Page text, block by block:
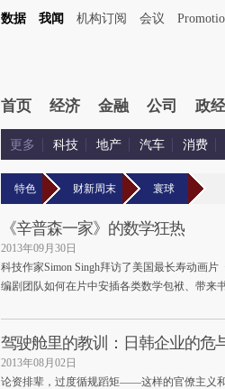
数据 我闻 机构订阅 会议
首页 经济 金融 公司 政经
更多 科技 地产 汽车 消费
特色 财新周末 寰球
《辛普森一家》的数学狂热
2013年09月30日
科技作家Simon Singh拜访了美国最长寿动画
编剧团队如何在片中安插各类数学包袱、带来
驾驶舱里的教训：日韩企业的危
2013年08月02日
论资排辈，过度循规蹈矩——这样的官僚主义